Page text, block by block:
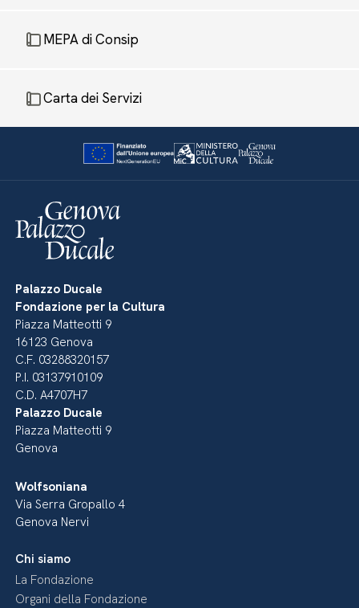
MEPA di Consip
Carta dei Servizi
Palazzo Ducale
Fondazione per la Cultura
Piazza Matteotti 9
16123 Genova
C.F. 03288320157
P.I. 03137910109
C.D. A4707H7
Palazzo Ducale
Piazza Matteotti 9
Genova
Wolfsoniana
Via Serra Gropallo 4
Genova Nervi
Chi siamo
La Fondazione
Organi della Fondazione